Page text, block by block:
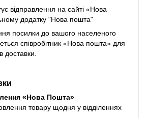
відправлення на сайті «Нова
додатку "Нова пошта"
посилки до вашого населеного
співробітник «Нова пошта» для
доставки.
«Нова Пошта»
товару щодня у відділеннях